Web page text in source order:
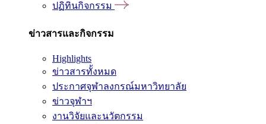
ปฏิทินกิจกรรม
ข่าวสารและกิจกรรม
Highlights
ข่าวสารทั้งหมด
ประกาศจุฬาลงกรณ์มหาวิทยาลัย
ข่าวจุฬาฯ
งานวิจัยและนวัตกรรม